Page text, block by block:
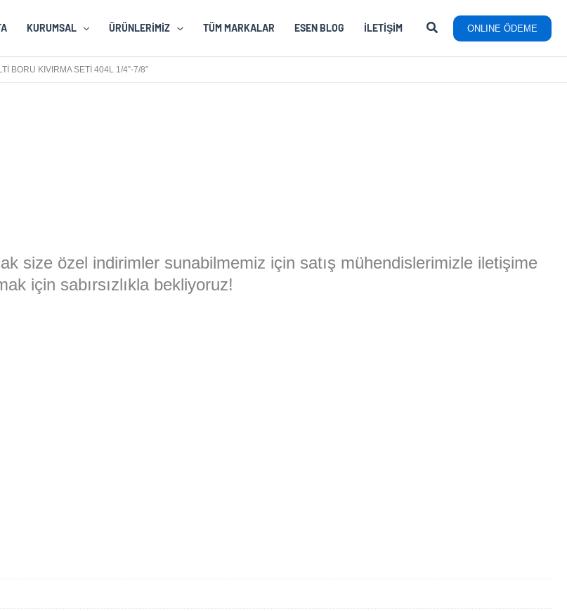
KURUMSAL ÜRÜNLERIMIZ TÜM MARKALAR ESEN BLOG İLETIŞIM ONLINE ÖDEME
BORU KIVIRMA SETI 404L 1/4”-7/8”
size özel indirimler sunabilmemiz için satış mühendislerimizle iletişime
için sabırsızlıkla bekliyoruz!